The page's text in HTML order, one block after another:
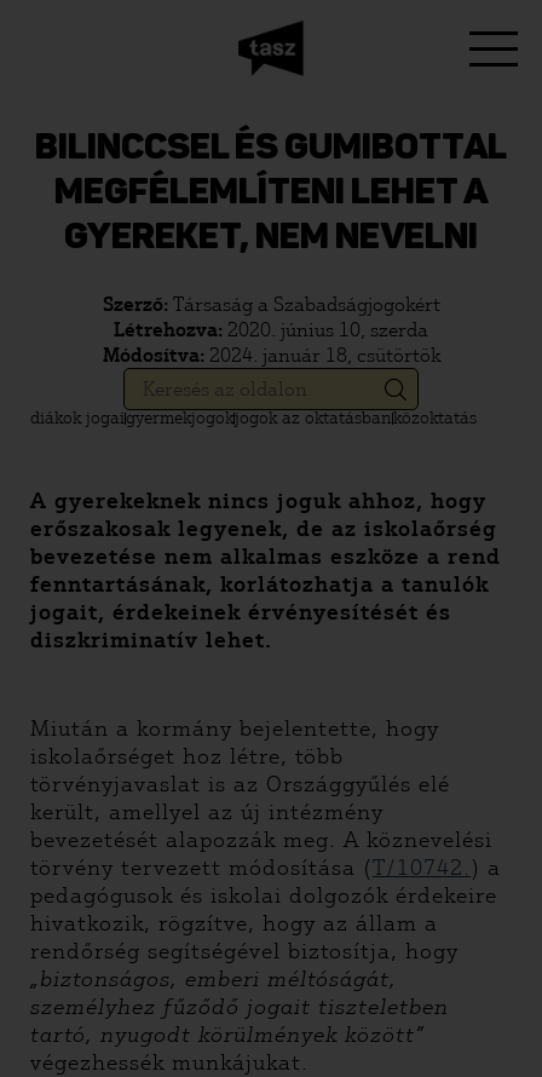
BILINCCSEL ÉS GUMIBOTTAL
MEGFÉLEMLÍTENI LEHET A
GYEREKET, NEM NEVELNI
Szerző: Társaság a Szabadságjogokért
Létrehozva: 2020. június 10, szerda
Módosítva: 2024. január 18, csütörtök
diákok jogaigyermekjogokjogok az oktatásbanközoktatás
A gyerekeknek nincs joguk ahhoz, hogy
erőszakosak legyenek, de az iskolaőrség
bevezetése nem alkalmas eszköze a rend
fenntartásának, korlátozhatja a tanulók
jogait, érdekeinek érvényesítését és
diszkriminatív lehet.
Miután a kormány bejelentette, hogy
iskolaőrséget hoz létre, több
törvényjavaslat is az Országgyűlés elé
került, amellyel az új intézmény
bevezetését alapozzák meg. A köznevelési
törvény tervezett módosítása (T/10742. ) a
pedagógusok és iskolai dolgozók érdekeire
hivatkozik, rögzítve, hogy az állam a
rendőrség segítségével biztosítja, hogy
„biztonságos, emberi méltóságát,
személyhez fűződő jogait tiszteletben
tartó, nyugodt körülmények között”
végezhessék munkájukat.